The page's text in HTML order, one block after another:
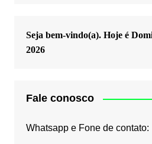
Seja bem-vindo(a). Hoje é
2026
Fale conosco
Whatsapp e Fone de contato: